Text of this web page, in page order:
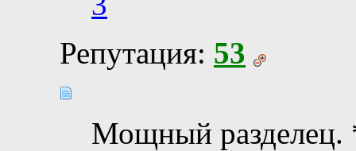
Репутация: 53
Мощный разделец.